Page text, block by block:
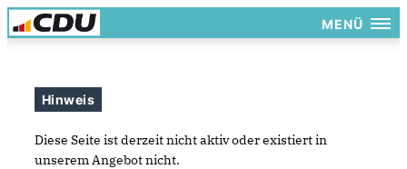
MENÜ
Hinweis
Diese Seite ist derzeit nicht aktiv oder existiert in
unserem Angebot nicht.